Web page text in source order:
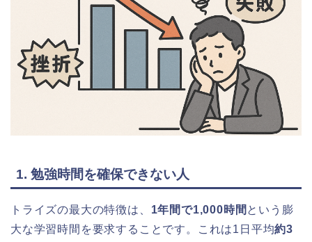
1. 勉強時間を確保できない人
トライズの最大の特徴は、 1年間で1,000時間 という膨
大な学習時間を要求することです。これは1日平均約3